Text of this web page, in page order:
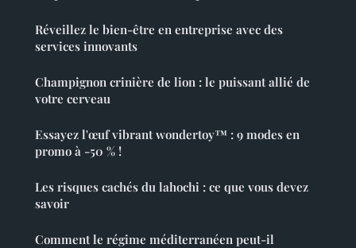
Réveillez le bien-être en entreprise avec des
services innovants
Champignon crinière de lion : le puissant allié de
votre cerveau
Essayez l'œuf vibrant wondertoy™ : 9 modes en
promo à -50 % !
Les risques cachés du lahochi : ce que vous devez
savoir
Comment le régime méditerranéen peut-il